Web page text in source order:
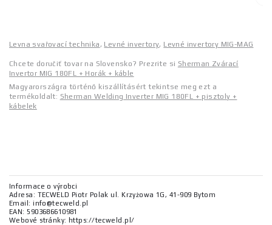
Levna svařovací technika, Levné invertory, Levné invertory MIG-MAG
Chcete doručiť tovar na Slovensko? Prezrite si Sherman Zvárací
Invertor MIG 180FL + Horák + káble
Magyarországra történő kiszállításért tekintse meg ezt a
termékoldalt: Sherman Welding Inverter MIG 180FL + pisztoly +
kábelek
Informace o výrobci
Adresa: TECWELD Piotr Polak ul. Krzyżowa 1G, 41-909 Bytom
Email: info@tecweld.pl
EAN: 5903686610981
Webové stránky: https://tecweld.pl/